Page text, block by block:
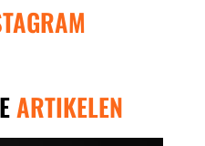
ARTIKELEN